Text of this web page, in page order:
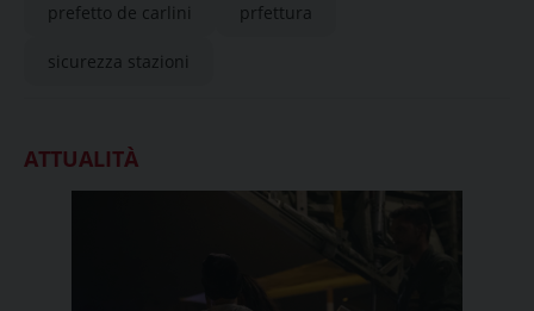
prefetto de carlini prfettura
sicurezza stazioni
ATTUALITÀ